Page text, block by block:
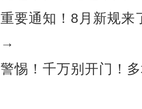
重要通知！8月新规来
→
警惕！千万别开门！